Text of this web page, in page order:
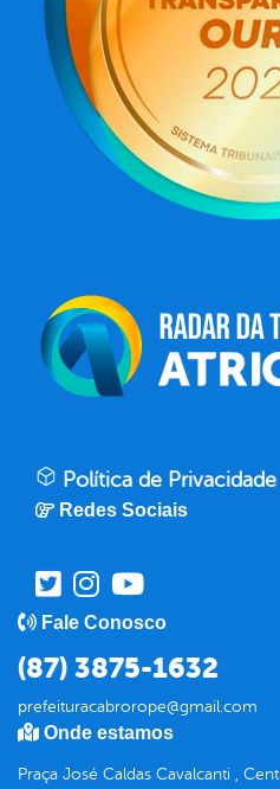
Política de Privacidade
Redes Sociais
Fale Conosco
(87) 3875-1632
prefeituracabrorope@gmail.com
Onde estamos
Praça José Caldas Cavalcanti ,